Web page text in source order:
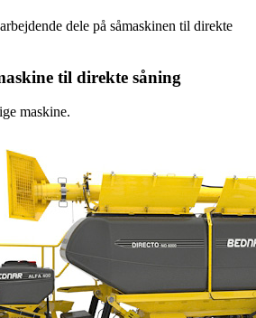
dele på såmaskinen til direkte
til direkte såning
maskine.